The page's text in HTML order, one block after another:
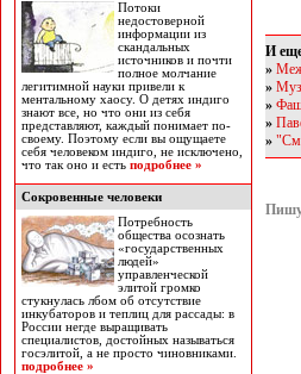
Потоки
недостоверной
информации из
скандальных
источников и почти
полное молчание
легитимной науки привели к
ментальному хаосу. О детях индиго
знают все, но что они из себя
представляют, каждый понимает по-
своему. Поэтому если вы ощущаете
себя человеком индиго, не исключено,
что так оно и есть подробнее »
Сокровенные человеки
Потребность
общества осознать
«государственных
людей»
управленческой
элитой громко
стукнулась лбом об отсутствие
инкубаторов и теплиц для рассады: в
России негде выращивать
специалистов, достойных называться
госэлитой, а не просто чиновниками.
подробнее »
И
»
»
»
»
»